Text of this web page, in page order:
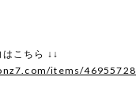
こちら ↓↓
items/46955728